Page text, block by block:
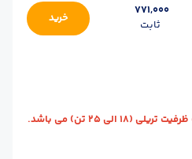
حالت :شاخه آجدار
محل
تحویل :
کارخانه - بستان آباد
آذربایجان شرقی)
771,000
ثابت
خرید
الی 25 تن) می باشد.